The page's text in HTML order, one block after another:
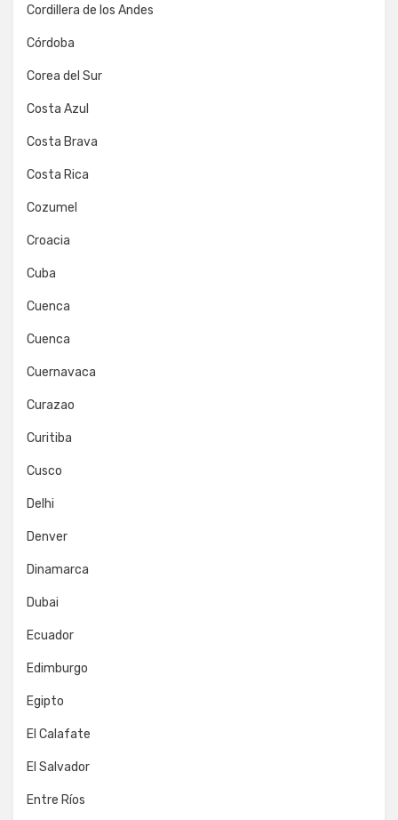
Cordillera de los Andes
Córdoba
Corea del Sur
Costa Azul
Costa Brava
Costa Rica
Cozumel
Croacia
Cuba
Cuenca
Cuenca
Cuernavaca
Curazao
Curitiba
Cusco
Delhi
Denver
Dinamarca
Dubai
Ecuador
Edimburgo
Egipto
El Calafate
El Salvador
Entre Ríos